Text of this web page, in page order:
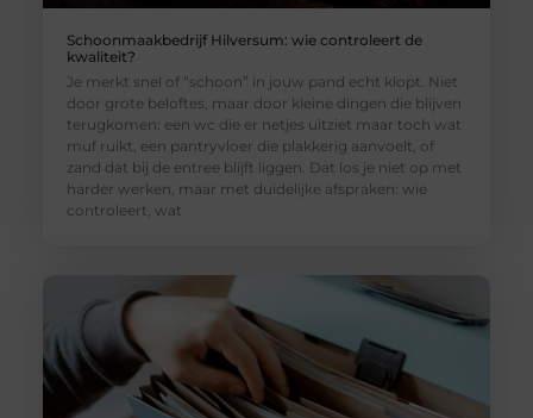
Schoonmaakbedrijf Hilversum: wie controleert de
kwaliteit?
Je merkt snel of “schoon” in jouw pand echt klopt. Niet
door grote beloftes, maar door kleine dingen die blijven
terugkomen: een wc die er netjes uitziet maar toch wat
muf ruikt, een pantryvloer die plakkerig aanvoelt, of
zand dat bij de entree blijft liggen. Dat los je niet op met
harder werken, maar met duidelijke afspraken: wie
controleert, wat